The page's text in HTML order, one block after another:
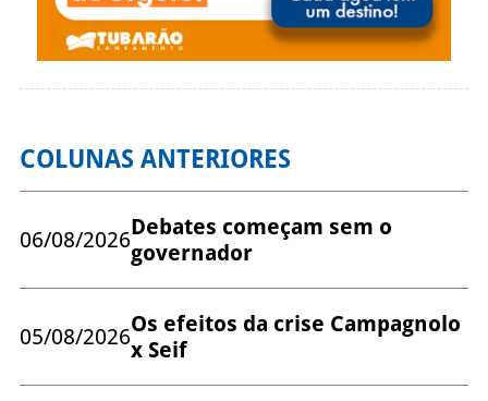
COLUNAS ANTERIORES
06/08/2026Debates começam sem o
governador
05/08/2026Os efeitos da crise Campagnolo
x Seif